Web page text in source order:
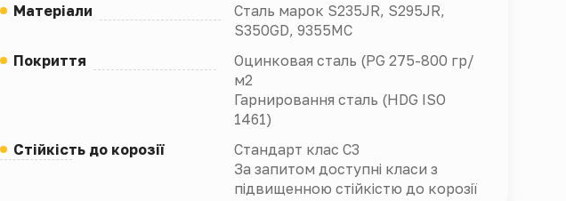
Матеріали
Сталь марок S235JR, S295JR,
S350GD, 9355MC
Покриття
Оцинковая сталь (PG 275-800 гр/
м2
Гарнировання сталь (HDG ISO
1461)
Стійкість до корозії
Стандарт клас С3
За запитом доступні класи з
підвищенною стійкістю до корозії